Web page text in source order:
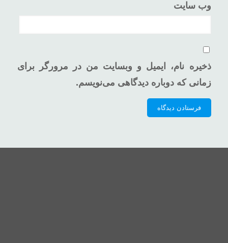
وب‌ سایت
ذخیره نام، ایمیل و وبسایت من در مرورگر برای
زمانی که دوباره دیدگاهی می‌نویسم.